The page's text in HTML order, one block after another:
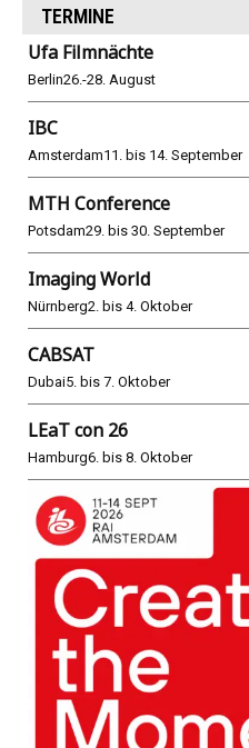
TERMINE
Ufa Filmnächte
Berlin26.-28. August
IBC
Amsterdam11. bis 14. September
MTH Conference
Potsdam29. bis 30. September
Imaging World
Nürnberg2. bis 4. Oktober
CABSAT
Dubai5. bis 7. Oktober
LEaT con 26
Hamburg6. bis 8. Oktober